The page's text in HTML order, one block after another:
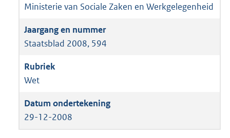
Ministerie van Sociale Zaken en Werkgelegenheid
Staatsblad 2008, 594
Wet
29-12-2008